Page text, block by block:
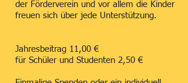
der Förderverein und vor allem die Kinder
freuen sich über jede Unterstützung.
Jahresbeitrag 11,00 €
für Schüler und Studenten 2,50 €